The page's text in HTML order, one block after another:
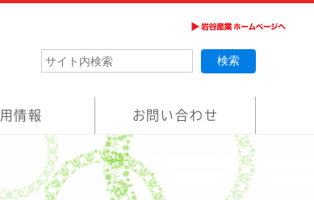
情報 お問い合わせ